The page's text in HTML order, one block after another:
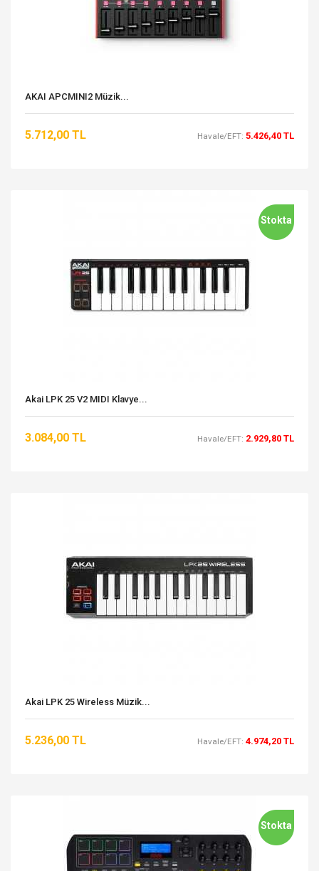
AKAI APCMINI2 Müzik...
5.712,00 TL Havale/EFT: 5.426,40 TL
Stokta
Akai LPK 25 V2 MIDI Klavye...
3.084,00 TL Havale/EFT: 2.929,80 TL
Akai LPK 25 Wireless Müzik...
5.236,00 TL Havale/EFT: 4.974,20 TL
Stokta